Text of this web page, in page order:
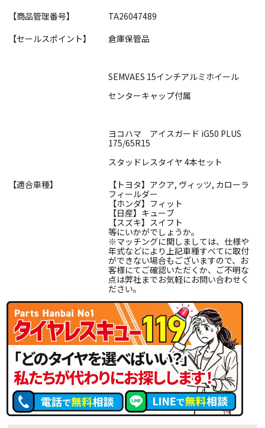
【商品管理番号】
TA26047489
【セールスポイント】
倉庫保管品
SEMVAES 15インチアルミホイール
センターキャップ付属
ヨコハマ アイスガード iG50 PLUS
175/65R15
スタッドレスタイヤ 4本セット
【適合車種】
【トヨタ】アクア, ヴィッツ, カローラ
フィールダー
【ホンダ】フィット
【日産】キューブ
【スズキ】スイフト
等にいかがでしょうか。
※マッチングに関しましては、仕様や
年式などにより上記車種すべてに取付
ができない場合もございますので、お
客様にてご確認いただくか、ご不明な
点は弊社までお気軽にお問い合わせく
ださい。